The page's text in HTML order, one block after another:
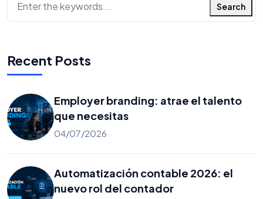
Search
Recent Posts
Employer branding: atrae el talento
que necesitas
04/07/2026
Automatización contable 2026: el
nuevo rol del contador